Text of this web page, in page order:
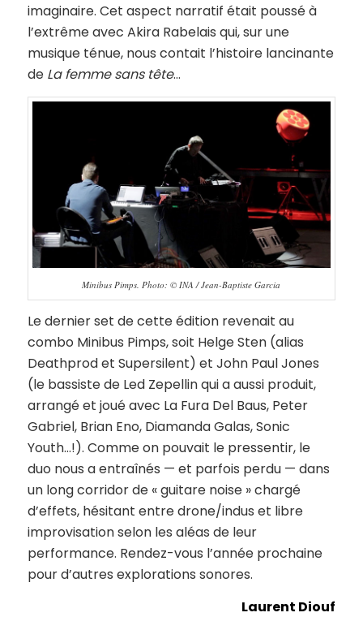
imaginaire. Cet aspect narratif était poussé à
l’extrême avec Akira Rabelais qui, sur une
musique ténue, nous contait l’histoire lancinante
de La femme sans tête…
Minibus Pimps. Photo: © INA / Jean-Baptiste Garcia
Le dernier set de cette édition revenait au
combo Minibus Pimps, soit Helge Sten (alias
Deathprod et Supersilent) et John Paul Jones
(le bassiste de Led Zepellin qui a aussi produit,
arrangé et joué avec La Fura Del Baus, Peter
Gabriel, Brian Eno, Diamanda Galas, Sonic
Youth…!). Comme on pouvait le pressentir, le
duo nous a entraînés — et parfois perdu — dans
un long corridor de « guitare noise » chargé
d’effets, hésitant entre drone/indus et libre
improvisation selon les aléas de leur
performance. Rendez-vous l’année prochaine
pour d’autres explorations sonores.
Laurent Diouf